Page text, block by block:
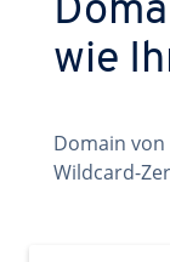
wie
Domain von
Wildcard-